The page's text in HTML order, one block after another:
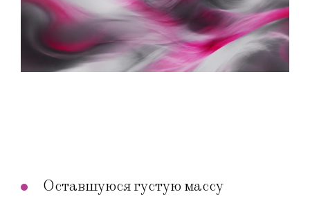
Оставшуюся густую массу